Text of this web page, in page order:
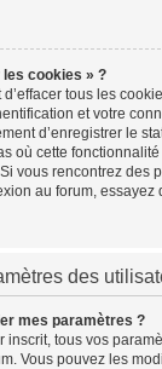
cookies » ?
tous les
et votre
d’enregistrer le
où cette
vous rencontrez des
au forum, essayez
des
mes paramètres ?
inscrit, tous vos
Vous pouvez les